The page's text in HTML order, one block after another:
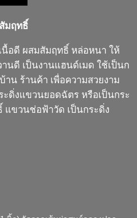
มฤทธิ์
นื้อดี ผสมสัมฤทธิ์ หล่อหนา ให้
านดี เป็นงานแฮนด์เมด ใช้เป็นก
น ร้านค้า เพื่อความสวยงาม
ะดิ่งแขวนยอดฉัตร หรือเป็นกระ
แขวนช่อฟ้าวัด เป็นกระดิ่ง